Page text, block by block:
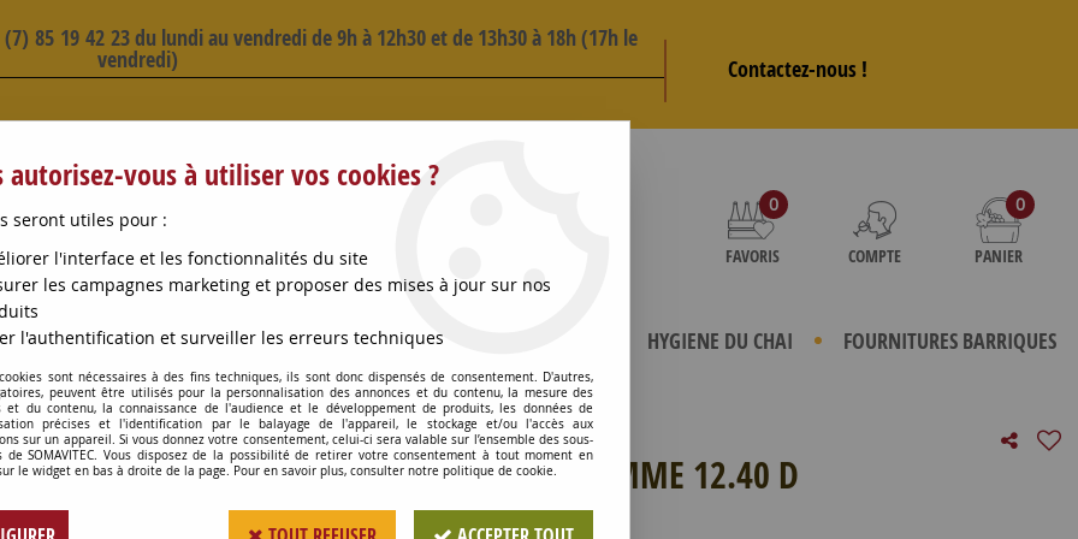
85 19 42 23 du lundi au vendredi de 9h à 12h30 et de 13h30 à 18h (17h le
vendredi) Contactez-nous !
0
FAVORIS COMPTE
0
PANIER
CONSOMMABLES OENOLOGIE HYGIENE DU CHAI FOURNITURES BARRIQUES
>CLOUEUR OMER TETE HOMME 12.40 D
CLOUEUR OMER TETE HOMME 12.40 D
autorisez-vous à utiliser vos cookies ?
seront utiles pour :
l'interface et les fonctionnalités du site
les campagnes marketing et proposer des mises à jour sur nos
l'authentification et surveiller les erreurs techniques
sont nécessaires à des fins techniques, ils sont donc dispensés de consentement. D'autres,
peuvent être utilisés pour la personnalisation des annonces et du contenu, la mesure des
et du contenu, la connaissance de l'audience et le développement de produits, les données de
précises et l'identification par le balayage de l'appareil, le stockage et/ou l'accès aux
sur un appareil. Si vous donnez votre consentement, celui-ci sera valable sur l’ensemble des sous-
de SOMAVITEC. Vous disposez de la possibilité de retirer votre consentement à tout moment en
le widget en bas à droite de la page. Pour en savoir plus, consulter notre politique de cookie.